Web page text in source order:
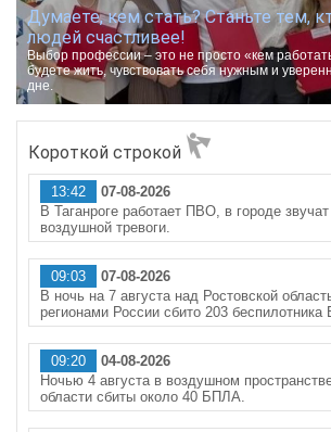
Думаете, кем стать? Станьте тем,
людей счастливее!
Выбор профессии – это не просто «кем
будете жить, чувствовать себя нужным и
дне.
Короткой строкой
13:42
07-08-2026
В Таганроге работает ПВО, в городе
воздушной тревоги.
09:03
07-08-2026
В ночь на 7 августа над Ростовской
регионами России сбито 203 беспилотника
09:20
04-08-2026
Ночью 4 августа в воздушном
области сбиты около 40 БПЛА.